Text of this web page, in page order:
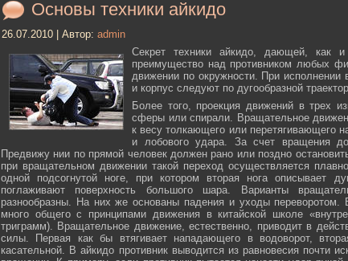
Основы техники айкидо
26.07.2010 | Автор: admin
Секрет техники айкидо, дающей, как
преимущество над противником любых
движении по окружности. При исполнении
и корпус следуют по дугообразной
Более того, проекция движений в трех
сферы или спирали. Вращательное
к весу толкающего или перетягивающего
и лобового удара. За счет вращения
Предвижу нии по прямой человек должен рано или поздно
при вращательном движении такой переход осуществляется
одной подсогнутой ноге, при котором вторая нога описывает
поглаживают поверхность большого шара. Варианты
разнообразны. На них же основаны падения и уходы
много общего с принципами движения в китайской школе
триграмм). Вращательное движение, естественно, приводит в
силы. Первая как бы втягивает нападающего в водоворот,
касательной. В айкидо противник выводится из равновесия почти